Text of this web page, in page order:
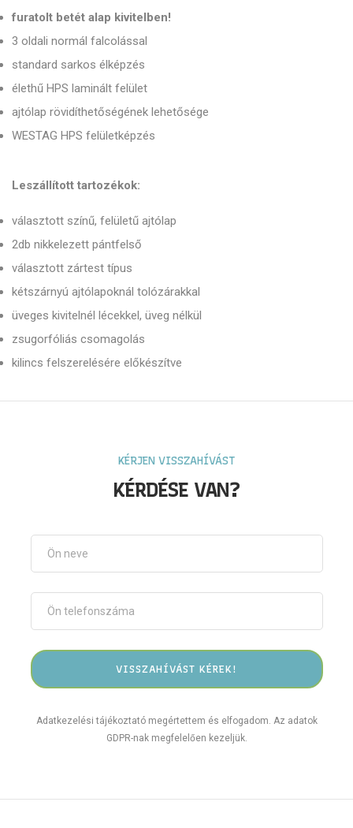
furatolt betét alap kivitelben!
3 oldali normál falcolással
standard sarkos élképzés
élethű HPS laminált felület
ajtólap rövidíthetőségének lehetősége
WESTAG HPS felületképzés
Leszállított tartozékok:
választott színű, felületű ajtólap
2db nikkelezett pántfelső
választott zártest típus
kétszárnyú ajtólapoknál tolózárakkal
üveges kivitelnél lécekkel, üveg nélkül
zsugorfóliás csomagolás
kilincs felszerelésére előkészítve
KÉRJEN VISSZAHÍVÁST
KÉRDÉSE VAN?
Adatkezelési tájékoztató megértettem és elfogadom. Az adatok
GDPR-nak megfelelően kezeljük.